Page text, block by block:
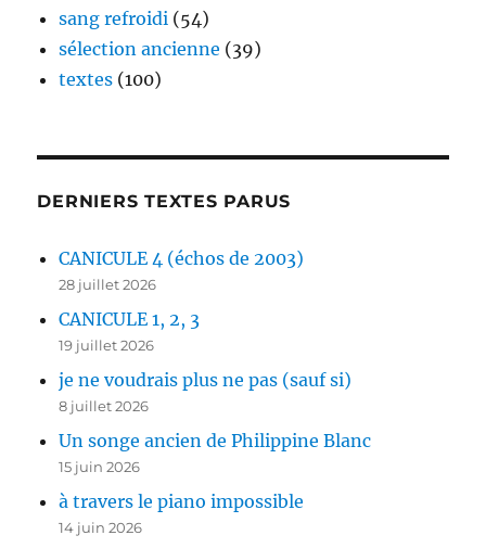
sang refroidi (54)
sélection ancienne (39)
textes (100)
DERNIERS TEXTES PARUS
CANICULE 4 (échos de 2003)
28 juillet 2026
CANICULE 1, 2, 3
19 juillet 2026
je ne voudrais plus ne pas (sauf si)
8 juillet 2026
Un songe ancien de Philippine Blanc
15 juin 2026
à travers le piano impossible
14 juin 2026